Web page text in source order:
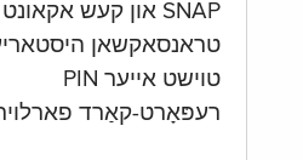
SNAP און קעש אקאונט
טראנסאקשאן
טוישט אייער PIN
רעפּאָרט-קאַרד